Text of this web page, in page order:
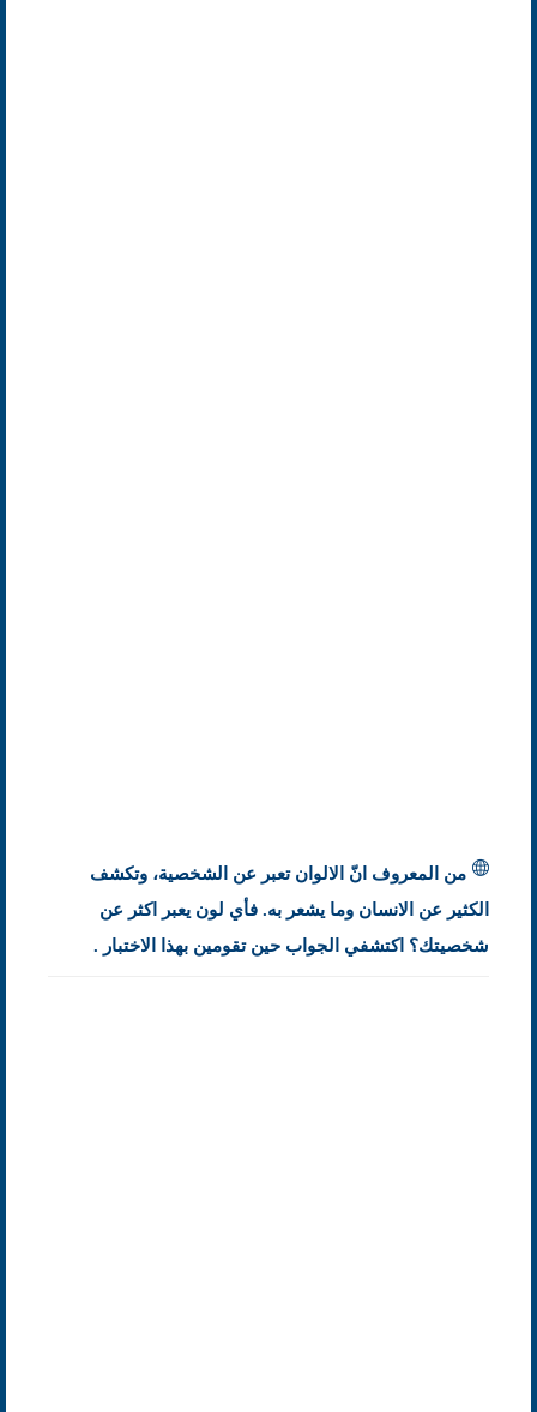
من المعروف انّ الالوان تعبر عن الشخصية، وتكشف
الكثير عن الانسان وما يشعر به. فأي لون يعبر اكثر عن
شخصيتك؟ اكتشفي الجواب حين تقومين بهذا الاختبار .